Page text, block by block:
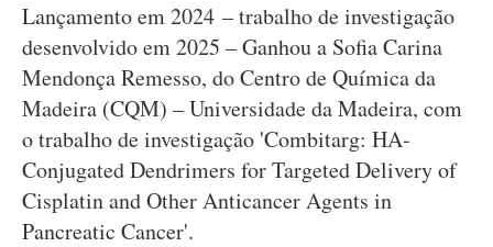
Lançamento em 2024 – trabalho de investigação
desenvolvido em 2025 – Ganhou a Sofia Carina
Mendonça Remesso, do Centro de Química da
Madeira (CQM) – Universidade da Madeira, com
o trabalho de investigação 'Combitarg: HA-
Conjugated Dendrimers for Targeted Delivery of
Cisplatin and Other Anticancer Agents in
Pancreatic Cancer'.